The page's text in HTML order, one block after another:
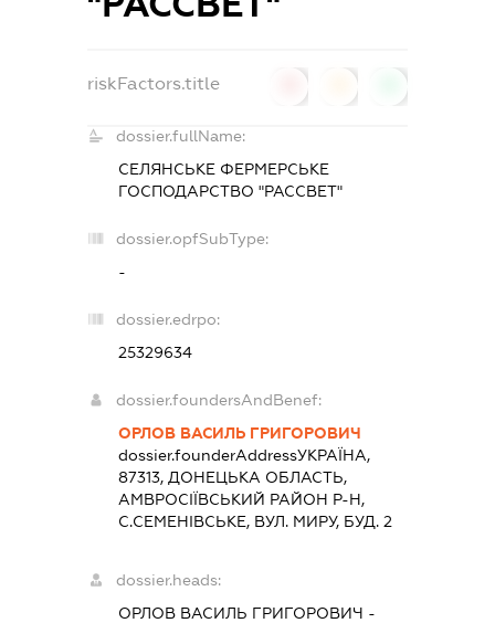
riskFactors.title
dossier.fullName:
СЕЛЯНСЬКЕ ФЕРМЕРСЬКЕ
ГОСПОДАРСТВО "РАССВЕТ"
dossier.opfSubType:
-
dossier.edrpo:
25329634
dossier.foundersAndBenef:
ОРЛОВ ВАСИЛЬ ГРИГОРОВИЧ
dossier.founderAddressУКРАЇНА,
87313, ДОНЕЦЬКА ОБЛАСТЬ,
АМВРОСIЇВСЬКИЙ РАЙОН Р-Н,
С.СЕМЕНІВСЬКЕ, ВУЛ. МИРУ, БУД. 2
dossier.heads:
ОРЛОВ ВАСИЛЬ ГРИГОРОВИЧ -